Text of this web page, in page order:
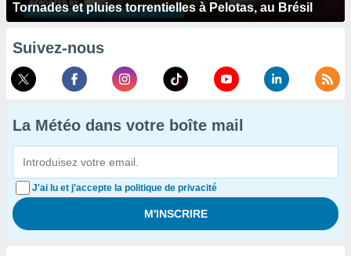
Tornades et pluies torrentielles à Pelotas, au Brésil
Suivez-nous
La Météo dans votre boîte mail
J'ai lu et j'accepte la politique de privacité